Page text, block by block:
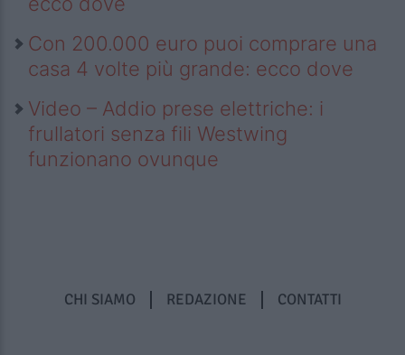
Con 200.000 euro puoi comprare una
casa 4 volte più grande: ecco dove
Video – Addio prese elettriche: i
frullatori senza fili Westwing
funzionano ovunque
CHI SIAMO REDAZIONE CONTATTI